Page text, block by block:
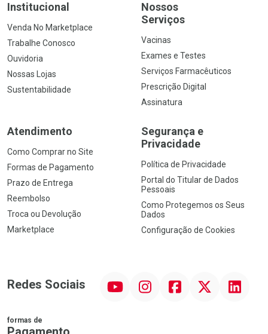
Institucional
Venda No Marketplace
Trabalhe Conosco
Ouvidoria
Nossas Lojas
Sustentabilidade
Nossos
Serviços
Vacinas
Exames e Testes
Serviços Farmacêuticos
Prescrição Digital
Assinatura
Atendimento
Como Comprar no Site
Formas de Pagamento
Prazo de Entrega
Reembolso
Troca ou Devolução
Marketplace
Segurança e
Privacidade
Política de Privacidade
Portal do Titular de Dados
Pessoais
Como Protegemos os Seus
Dados
Configuração de Cookies
Redes Sociais InstagramFacebookTwitter Linkedin
formas de